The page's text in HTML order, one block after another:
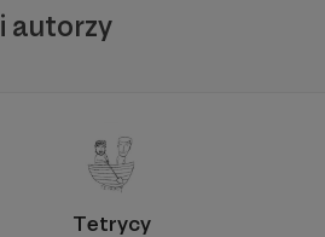
autorzy
Tetrycy